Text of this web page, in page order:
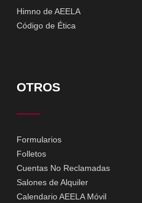
Himno de AEELA
Código de Ética
OTROS
Formularios
Folletos
Cuentas No Reclamadas
Salones de Alquiler
Calendario AEELA Móvil